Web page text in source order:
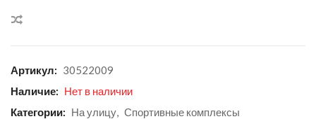
Артикул: 30522009
Наличие: Нет в наличии
Категории: На улицу, Спортивные комплексы